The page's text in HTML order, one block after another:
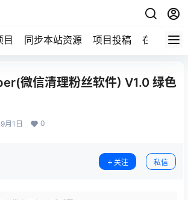
目 同步本站资源 项目投稿 在线工具
微信清理粉丝软件) V1.0 绿色
月1日 0
关注 私信